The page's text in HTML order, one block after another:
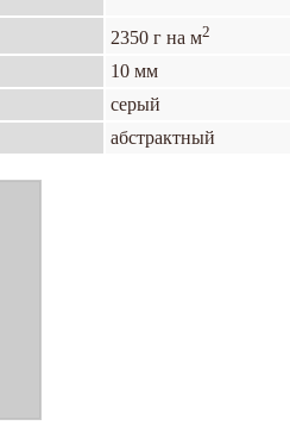
2350 г на м2
10 мм
серый
абстрактный